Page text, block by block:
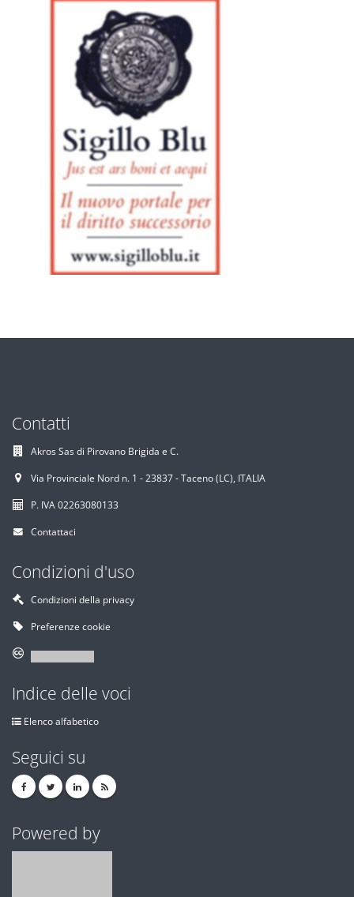
Contatti
Akros Sas di Pirovano Brigida e C.
Via Provinciale Nord n. 1 - 23837 - Taceno (LC), ITALIA
P. IVA 02263080133
Contattaci
Condizioni d'uso
Condizioni della privacy
Preferenze cookie
Indice delle voci
Elenco alfabetico
Seguici su
Powered by